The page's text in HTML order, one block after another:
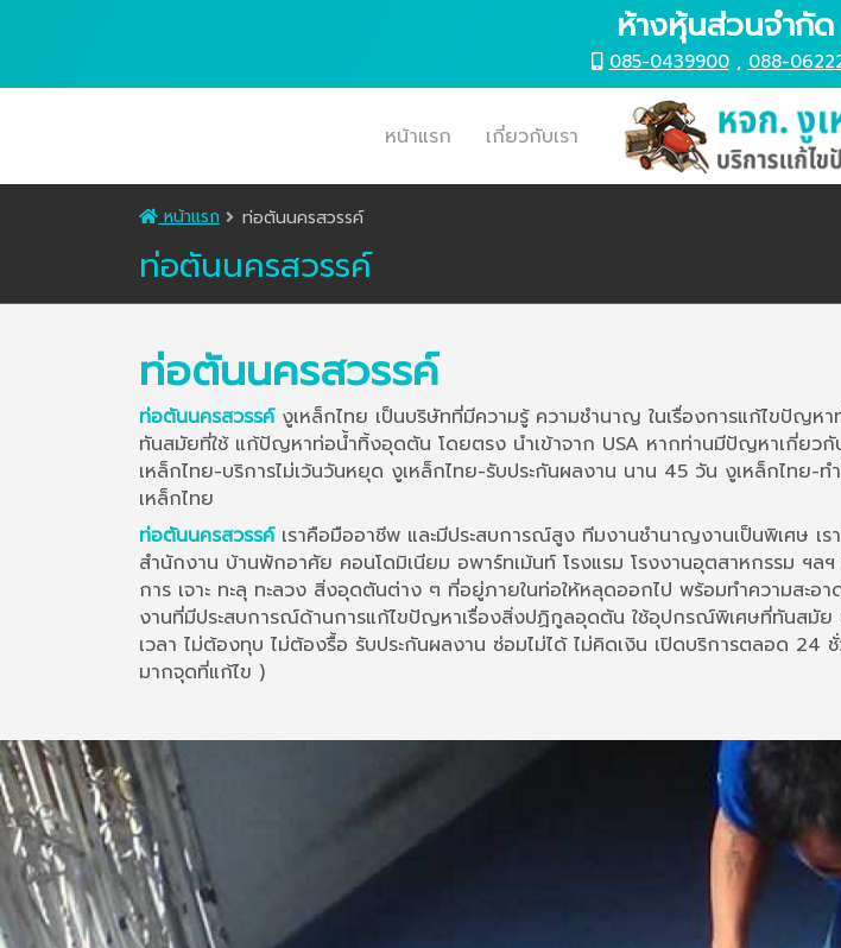
ห้างหุ้นส่วนจำกั
085-0439900, 088-
หน้าแรก เกี่ยวกับเรา
หน้าแรก ท่อตันนครสวรรค์
ท่อตันนครสวรรค์
ท่อตันนครสวรรค์
ท่อตันนครสวรรค์งูเหล็กไทย เป็นบริษัทที่มีความรู้ ความชำนาญ ในเรื่องการแก้ไขปัญห
ทันสมัยที่ใช้ แก้ปัญหาท่อน้ำทิ้งอุดตัน โดยตรง นำเข้าจาก USA หากท่านมีปัญหาเกี่ยว
เหล็กไทย-บริการไม่เว้นวันหยุด งูเหล็กไทย-รับประกันผลงาน นาน 45 วัน งูเหล็กไทย-
เหล็กไทย
ท่อตันนครสวรรค์เราคือมืออาชีพ และมีประสบการณ์สูง ทีมงานชำนาญงานเป็นพิเศษ เ
สำนักงาน บ้านพักอาศัย คอนโดมิเนียม อพาร์ทเม้นท์ โรงแรม โรงงานอุตสาหกรรม ฯลฯ
การ เจาะ ทะลุ ทะลวง สิ่งอุดตันต่าง ๆ ที่อยู่ภายในท่อให้หลุดออกไป พร้อมทำความสะ
งานที่มีประสบการณ์ด้านการแก้ไขปัญหาเรื่องสิ่งปฏิกูลอุดตัน ใช้อุปกรณ์พิเศษที่ทันสมัย
เวลา ไม่ต้องทุบ ไม่ต้องรื้อ รับประกันผลงาน ซ่อมไม่ได้ ไม่คิดเงิน เปิดบริการตลอด
มากจุดที่แก้ไข )